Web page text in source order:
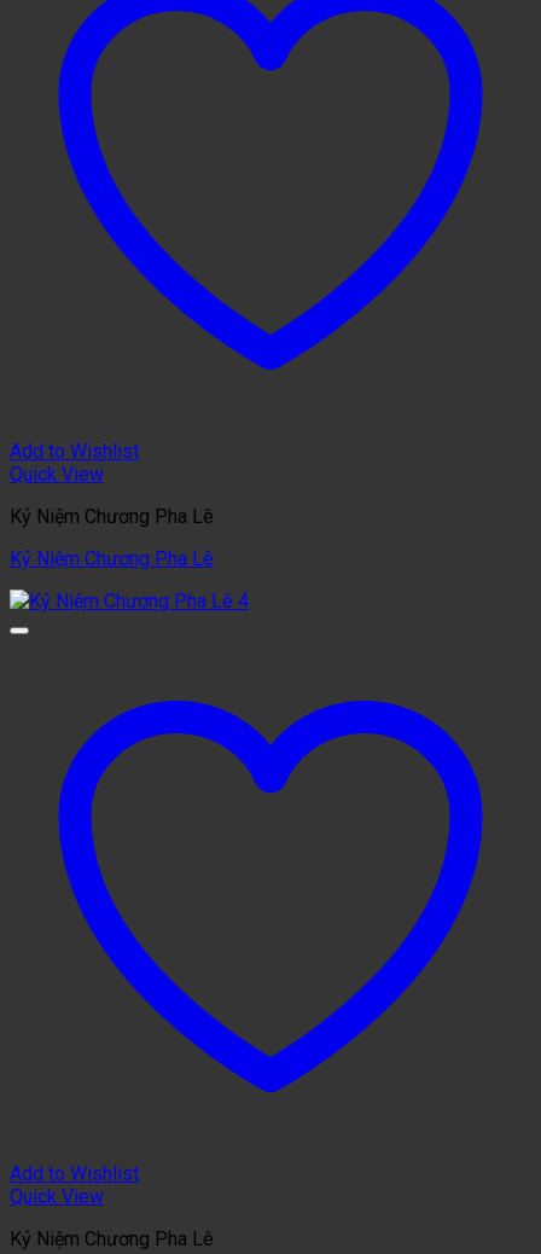
Add to Wishlist
Quick View
Kỷ Niệm Chương Pha Lê
Kỷ Niệm Chương Pha Lê
Add to Wishlist
Quick View
Kỷ Niệm Chương Pha Lê